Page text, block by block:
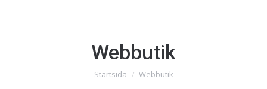
Webbutik
Du är här:
Startsida Webbutik